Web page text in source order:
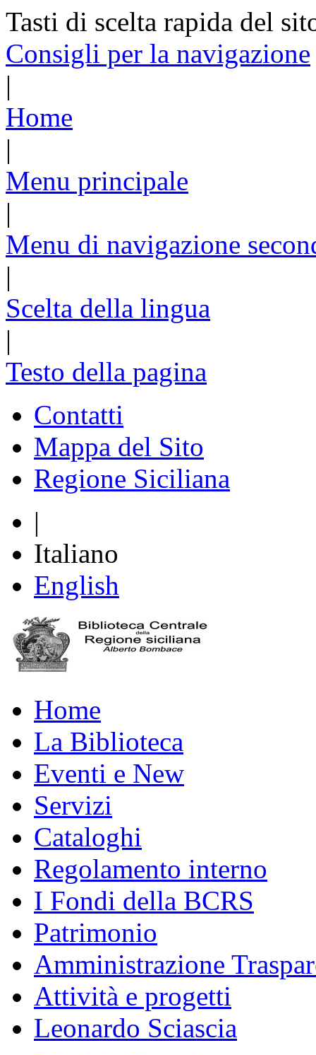
Tasti di scelta rapida del
Consigli per la navigazione
|
Home
|
Menu principale
|
Menu di navigazione
|
Scelta della lingua
|
Testo della pagina
Contatti
Mappa del Sito
Regione Siciliana
|
Italiano
English
Home
La Biblioteca
Eventi e New
Servizi
Cataloghi
Regolamento interno
I Fondi della BCRS
Patrimonio
Amministrazione
Attività e progetti
Leonardo Sciascia